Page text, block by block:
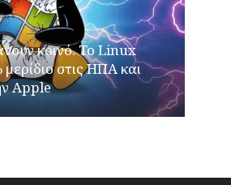
κοινό. Το Linux
στις ΗΠΑ και
Apple